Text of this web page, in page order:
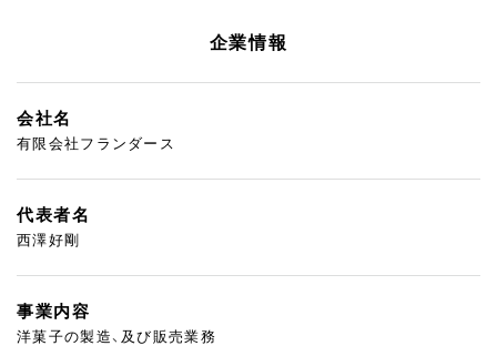
企業情報
会社名
有限会社フランダース
代表者名
西澤好剛
事業内容
洋菓子の製造、及び販売業務